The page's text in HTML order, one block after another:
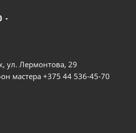
ул. Лермонтова, 29
мастера +375 44 536-45-70